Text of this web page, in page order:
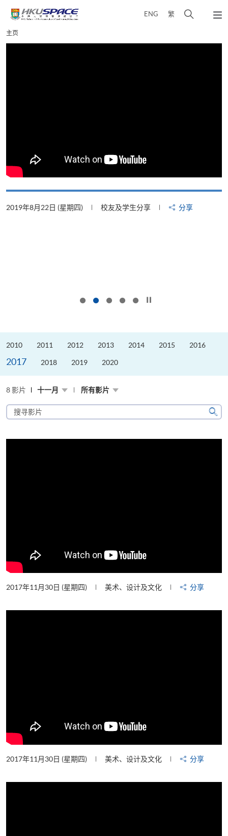
content
ENG 繁
弹
Main
content
主页
2019年8月22日 (星期四) 校友及学生分享 分享
2010 2011 2012 2013 2014 2015 2016
2017 2018 2019 2020
8 影片 十一月 所有影片
搜
寻
片
搜
2017年11月30日 (星期四) 美术、设计及文化 分享
2017年11月30日 (星期四) 美术、设计及文化 分享